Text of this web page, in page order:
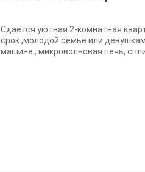
Сдаётся уютная 2-комнатная
срок ,молодой семье или
машина , микроволновая печь,